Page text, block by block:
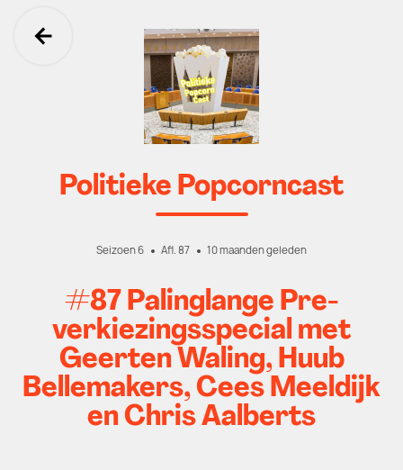
Ga terug
Politieke Popcorncast
Seizoen 6 Afl. 87 10 maanden geleden
#87 Palinglange Pre-
verkiezingsspecial met
Geerten Waling, Huub
Bellemakers, Cees Meeldijk
en Chris Aalberts